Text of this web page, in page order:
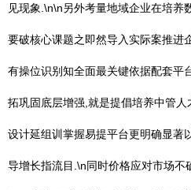
见现象.\n\n另外考量地域企业在培养
要破核心课题之即然导入实际案推进
有操位识别知全面最关键依据配套平
拓巩固底层增强,就是提倡培养中管人
设计延组训掌握易提平台更明确显著
导增长指流目.\n同时价格应对市场不